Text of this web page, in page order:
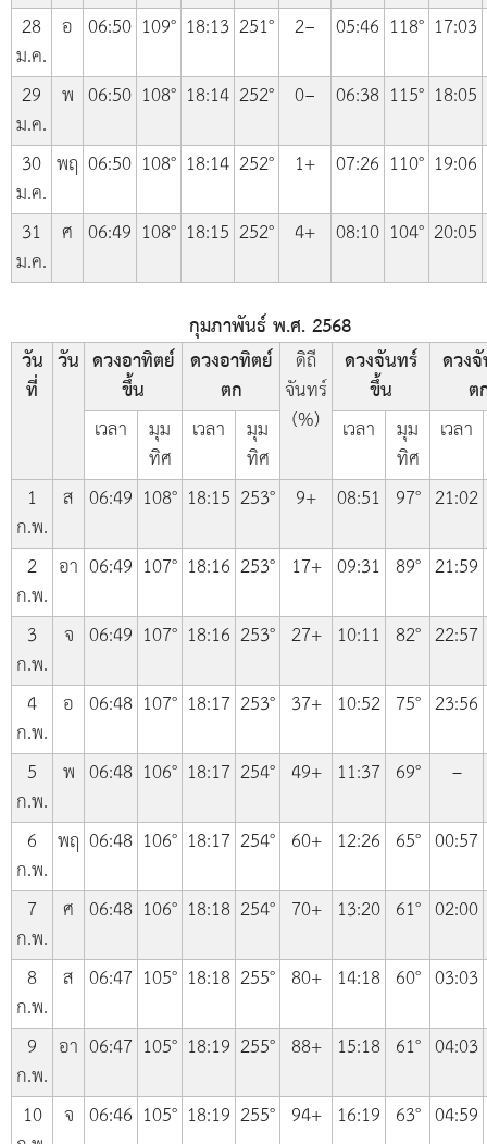
28
ม.ค.
อ 06:50 109° 18:13 251° 2− 05:46 118° 17:03
29
ม.ค.
พ 06:50 108° 18:14 252° 0− 06:38 115° 18:05
30
ม.ค.
พฤ 06:50 108° 18:14 252° 1+ 07:26 110° 19:06
31
ม.ค.
ศ 06:49 108° 18:15 252° 4+ 08:10 104° 20:05
กุมภาพันธ์ พ.ศ. 2568
วัน
ที่
วัน ดวงอาทิตย์
ขึ้น
ดวงอาทิตย์
ตก
ดิถี
จันทร์
(%)
ดวงจันทร์
ขึ้น
ดวง
ต
เวลา
มุม
ทิศ
เวลา มุม
ทิศ
เวลา มุม
ทิศ
เวลา
1
ก.พ.
ส 06:49 108° 18:15 253° 9+ 08:51 97° 21:02
2
ก.พ.
อา 06:49 107° 18:16 253° 17+ 09:31 89° 21:59
3
ก.พ.
จ 06:49 107° 18:16 253° 27+ 10:11 82° 22:57
4
ก.พ.
อ 06:48 107° 18:17 253° 37+ 10:52 75° 23:56
5
ก.พ.
พ 06:48 106° 18:17 254° 49+ 11:37 69°
–
6
ก.พ.
พฤ 06:48 106° 18:17 254° 60+ 12:26 65° 00:57
7
ก.พ.
ศ 06:48 106° 18:18 254° 70+ 13:20 61° 02:00
8
ก.พ.
ส 06:47 105° 18:18 255° 80+ 14:18 60° 03:03
9
ก.พ.
อา 06:47 105° 18:19 255° 88+ 15:18 61° 04:03
10
จ 06:46 105° 18:19 255° 94+ 16:19 63° 04:59